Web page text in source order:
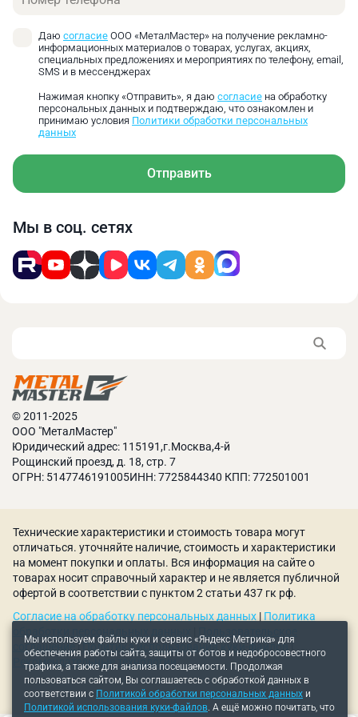
конусо- или дугообразных деталей.
Для удобства нарезания резьбы станок оснащен 7-
позиционным резьбоуказателем.
Все подвижные части станка оснащены тавотницами.
24-х ступенчатая коробка передач, изготовленная из
большой крутящий момент на малых оборотах.
Стандартная комплектация:
✓ 3-х кулачковый патрон 250 мм;
✓ Защитный экран для резцедержателя;
✓ Подвижный люнет;
✓ Неподвижный люнет;
✓ Два упорных центра;
✓ Ножной тормоз;
✓ Функция быстрого перемещения суппорта;
✓ Станочная лампа;
✓ Резьбоуказатель;
✓ Масленка;
✓ Инструкция по эксплуатации на русском языке.
Даю согласие ООО «МеталМастер» на получение рекламно-
информационных материалов о товарах, услугах, акциях,
специальных предложениях и мероприятиях по телефону, email,
SMS и в мессенджерах
Нажимая кнопку «Отправить», я даю согласие на обработку
персональных данных и подтверждаю, что ознакомлен и
принимаю условия Политики обработки персональных
данных
Отправить
Мы в соц. сетях
© 2011-2025
ООО "МеталМастер"
Юридический адрес: 115191,г.Москва,4-й
Рощинский проезд, д. 18, стр. 7
ОГРН: 5147746191005ИНН: 7725844340 КПП: 772501001
Мы используем файлы куки и сервис «Яндекс Метрика» для
обеспечения работы сайта, защиты от ботов и недобросовестного
трафика, а также для анализа посещаемости. Продолжая
пользоваться сайтом, Вы соглашаетесь с обработкой данных в
соответствии с Политикой обработки персональных данных и
Политикой использования куки-файлов. А ещё можно почитать, что
Технические характеристики и стоимость товара могут
отличаться. уточняйте наличие, стоимость и характеристики
на момент покупки и оплаты. Вся информация на сайте о
товарах носит справочный характер и не является публичной
офертой в соответствии с пунктом 2 статьи 437 гк рф.
Согласие на обработку персональных данных | Политика
соглашение|Политика использования куки-файлов|
Рекомендательные технологии